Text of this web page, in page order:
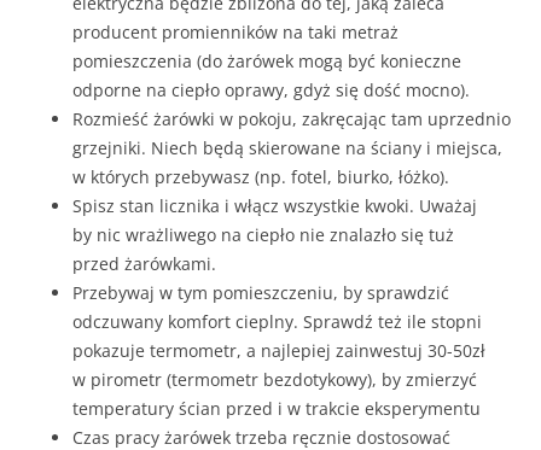
producent promienników na taki metraż
pomieszczenia (do żarówek mogą być konieczne
odporne na ciepło oprawy, gdyż się dość mocno).
Rozmieść żarówki w pokoju, zakręcając tam uprzednio
grzejniki. Niech będą skierowane na ściany i miejsca,
w których przebywasz (np. fotel, biurko, łóżko).
Spisz stan licznika i włącz wszystkie kwoki. Uważaj
by nic wrażliwego na ciepło nie znalazło się tuż
przed żarówkami.
Przebywaj w tym pomieszczeniu, by sprawdzić
odczuwany komfort cieplny. Sprawdź też ile stopni
pokazuje termometr, a najlepiej zainwestuj 30-50zł
w pirometr (termometr bezdotykowy), by zmierzyć
temperatury ścian przed i w trakcie eksperymentu
Czas pracy żarówek trzeba ręcznie dostosować